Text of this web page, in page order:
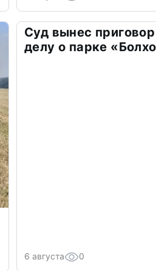
Суд вынес
делу о парке
6 августа 0